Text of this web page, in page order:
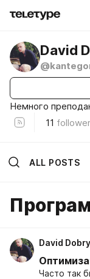
David
Немного
11
ALL POSTS
David
Часто так